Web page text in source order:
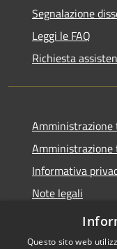
Segnalazione
Leggi le FAQ
Richiesta
Informativa
Note legali
Dichiarazione di
Questo sito web